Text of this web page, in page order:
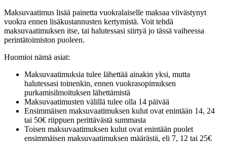
Maksuvaatimus lisää painetta vuokralaiselle maksaa viivästynyt
vuokra ennen lisäkustannusten kertymistä.​ Voit tehdä
maksuvaatimuksen itse, tai halutessasi siirtyä jo tässä vaiheessa
perintätoimiston puoleen.
Huomioi nämä asiat:
Maksuvaatimuksia tulee lähettää ainakin yksi, mutta
halutessasi toinenkin, ennen vuokrasopimuksen
purkamisilmoituksen lähettämistä
Maksuvaatimusten välillä tulee olla 14 päivää
Ensimmäisen maksuvaatimuksen kulut ovat enintään 14, 24
tai 50€ riippuen perittävästä summasta
Toisen maksuvaatimuksen kulut ovat enintään puolet
ensimmäisen maksuvaatimuksen määrästä, eli 7, 12 tai 25€